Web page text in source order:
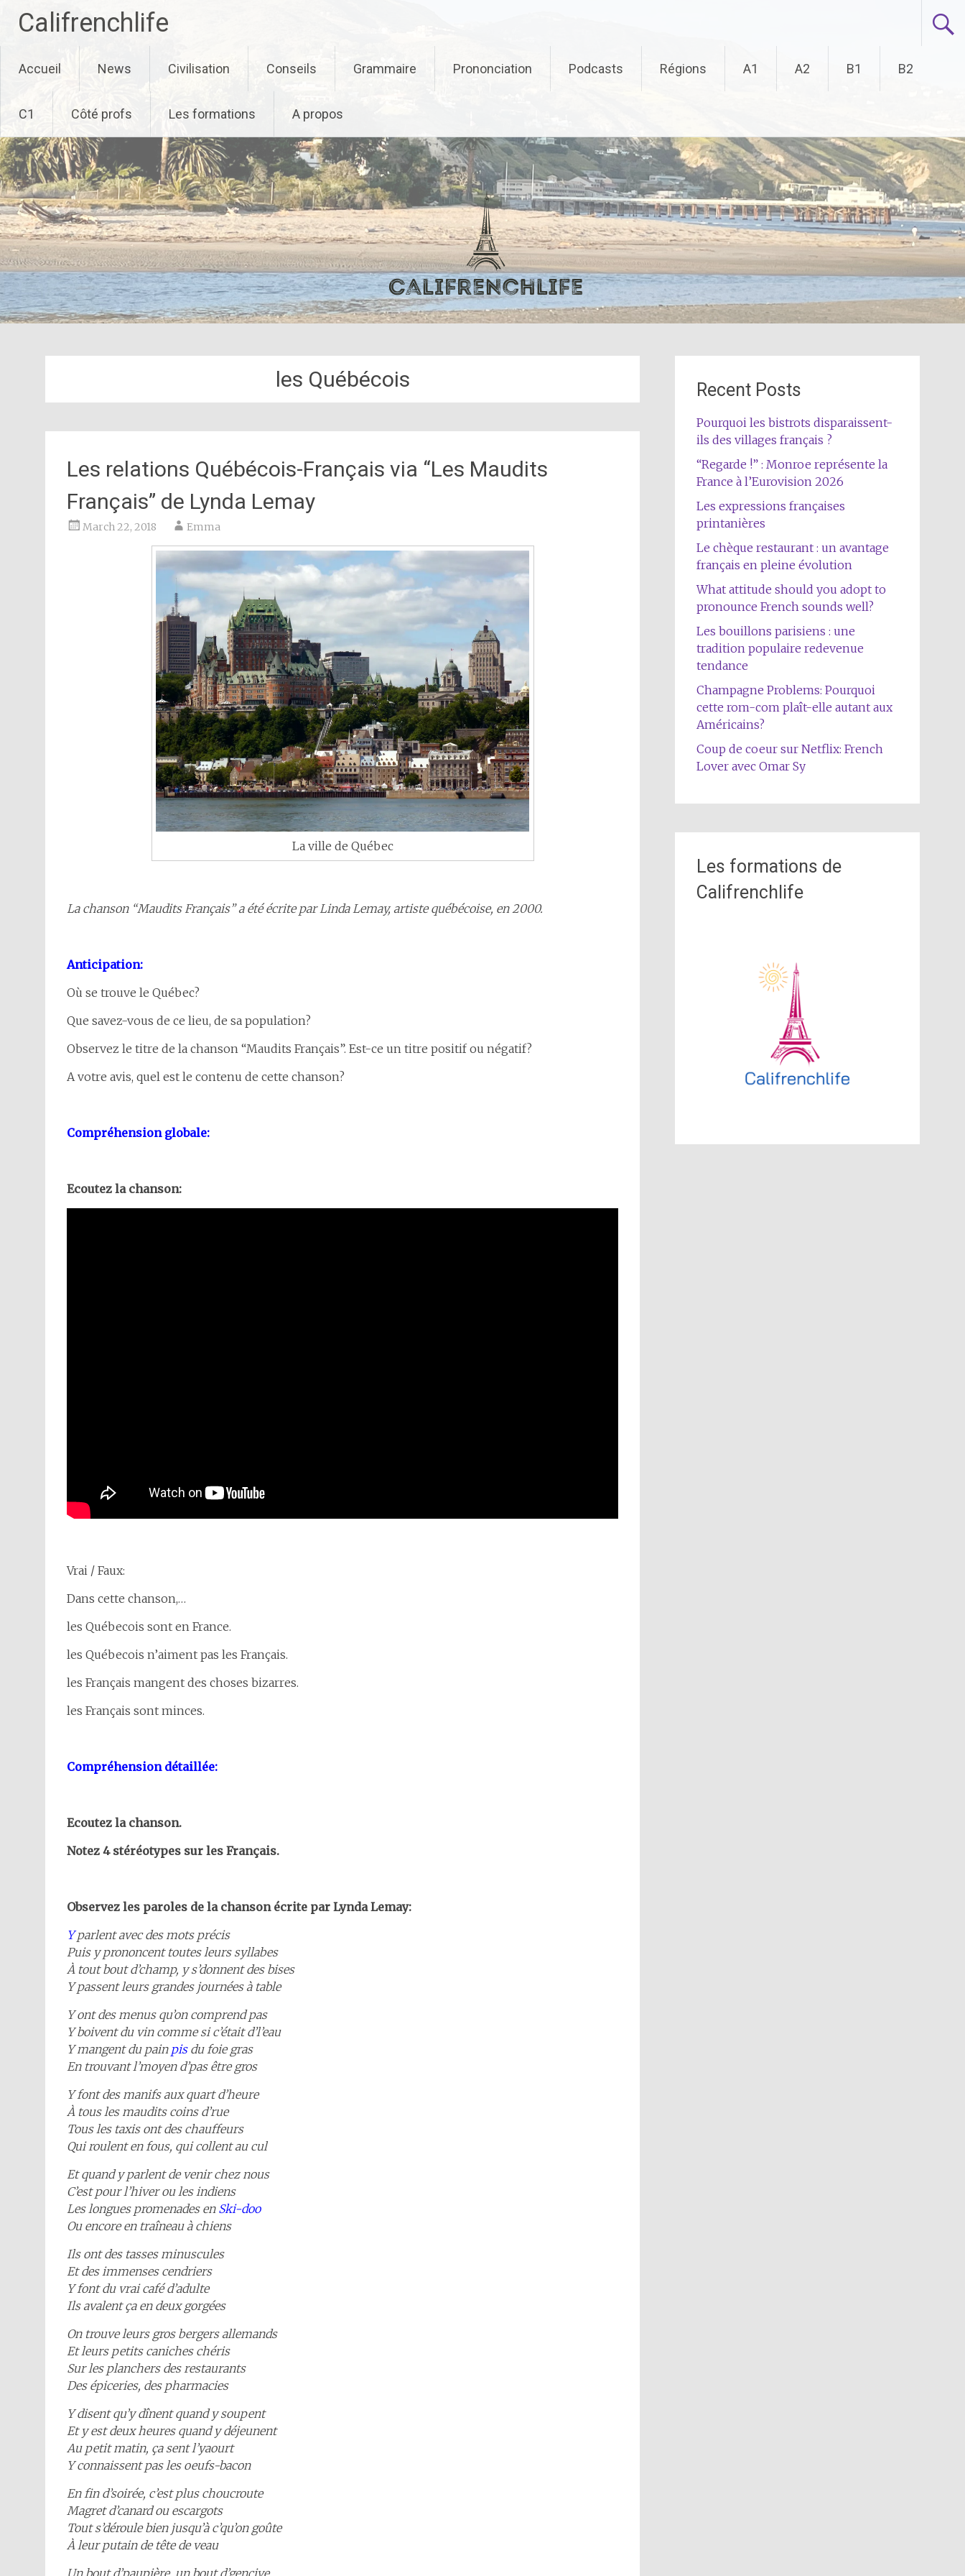
Califrenchlife
to
content
Accueil News Civilisation Conseils Grammaire Prononciation Podcasts Régions A1 A2 B1 B2
C1 Côté profs Les formations A propos
les Québécois
Les relations Québécois-Français via “Les Maudits
Français” de Lynda Lemay
March 22, 2018 Emma
La ville de Québec
La chanson “Maudits Français” a été écrite par Linda Lemay, artiste québécoise, en 2000.
Anticipation:
Où se trouve le Québec?
Que savez-vous de ce lieu, de sa population?
Observez le titre de la chanson “Maudits Français”. Est-ce un titre positif ou négatif?
A votre avis, quel est le contenu de cette chanson?
Compréhension globale:
Ecoutez la chanson:
Vrai / Faux:
Dans cette chanson,…
les Québecois sont en France.
les Québecois n’aiment pas les Français.
les Français mangent des choses bizarres.
les Français sont minces.
Compréhension détaillée:
Ecoutez la chanson.
Notez 4 stéréotypes sur les Français.
Observez les paroles de la chanson écrite par Lynda Lemay:
Yparlent avec des mots précis
Puis y prononcent toutes leurs syllabes
À tout bout d’champ, y s’donnent des bises
Y passent leurs grandes journées à table
Y ont des menus qu’on comprend pas
Y boivent du vin comme si c’était d’l’eau
Y mangent du pain pisdu foie gras
En trouvant l’moyen d’pas être gros
Y font des manifs aux quart d’heure
À tous les maudits coins d’rue
Tous les taxis ont des chauffeurs
Qui roulent en fous, qui collent au cul
Et quand y parlent de venir chez nous
C’est pour l’hiver ou les indiens
Les longues promenades enSki-doo
Ou encore en traîneau à chiens
Ils ont des tasses minuscules
Et des immenses cendriers
Y font du vrai café d’adulte
Ils avalent ça en deux gorgées
On trouve leurs gros bergers allemands
Et leurs petits caniches chéris
Sur les planchers des restaurants
Des épiceries, des pharmacies
Y disent qu’y dînent quand y soupent
Et y est deux heures quand y déjeunent
Au petit matin, ça sent l’yaourt
Y connaissent pas les oeufs-bacon
En fin d’soirée, c’est plus choucroute
Magret d’canard ou escargots
Tout s’déroule bien jusqu’à c’qu’on goûte
À leur putain de tête de veau
Un bout d’paupière, un bout d’gencive
Recent Posts
Pourquoi les bistrots disparaissent-
ils des villages français ?
“Regarde !” : Monroe représente la
France à l’Eurovision 2026
Les expressions françaises
printanières
Le chèque restaurant : un avantage
français en pleine évolution
What attitude should you adopt to
pronounce French sounds well?
Les bouillons parisiens : une
tradition populaire redevenue
tendance
Champagne Problems: Pourquoi
cette rom-com plaît-elle autant aux
Américains?
Coup de coeur sur Netflix: French
Lover avec Omar Sy
Les formations de
Califrenchlife